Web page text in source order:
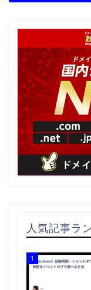
人気記事ラ
1